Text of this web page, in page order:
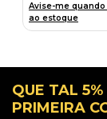
Avise-me
ao estoque
QUE TAL
PRIMEIRA